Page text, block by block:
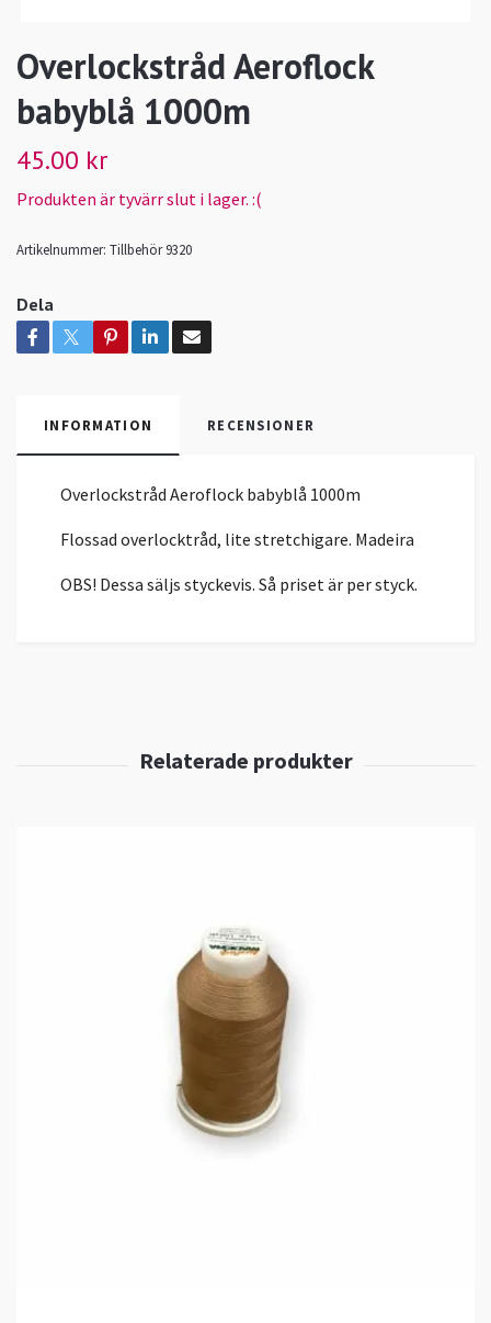
Overlockstråd Aeroflock
babyblå 1000m
45.00 kr
Produkten är tyvärr slut i lager. :(
Artikelnummer: Tillbehör 9320
Dela
INFORMATION RECENSIONER
Overlockstråd Aeroflock babyblå 1000m
Flossad overlocktråd, lite stretchigare. Madeira
OBS! Dessa säljs styckevis. Så priset är per styck.